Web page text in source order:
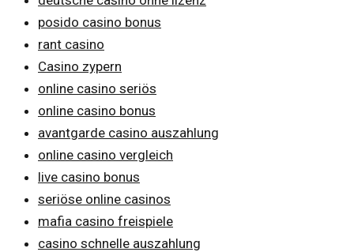
posido casino bonus
rant casino
Casino zypern
online casino seriös
online casino bonus
avantgarde casino auszahlung
online casino vergleich
live casino bonus
seriöse online casinos
mafia casino freispiele
casino schnelle auszahlung